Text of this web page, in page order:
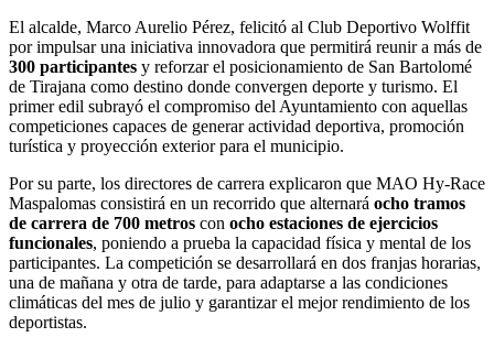
El alcalde, Marco Aurelio Pérez, felicitó al Club Deportivo Wolffit
por impulsar una iniciativa innovadora que permitirá reunir a más de
300 participantes y reforzar el posicionamiento de San Bartolomé
de Tirajana como destino donde convergen deporte y turismo. El
primer edil subrayó el compromiso del Ayuntamiento con aquellas
competiciones capaces de generar actividad deportiva, promoción
turística y proyección exterior para el municipio.
Por su parte, los directores de carrera explicaron que MAO Hy-Race
Maspalomas consistirá en un recorrido que alternará ocho tramos
de carrera de 700 metros con ocho estaciones de ejercicios
funcionales, poniendo a prueba la capacidad física y mental de los
participantes. La competición se desarrollará en dos franjas horarias,
una de mañana y otra de tarde, para adaptarse a las condiciones
climáticas del mes de julio y garantizar el mejor rendimiento de los
deportistas.